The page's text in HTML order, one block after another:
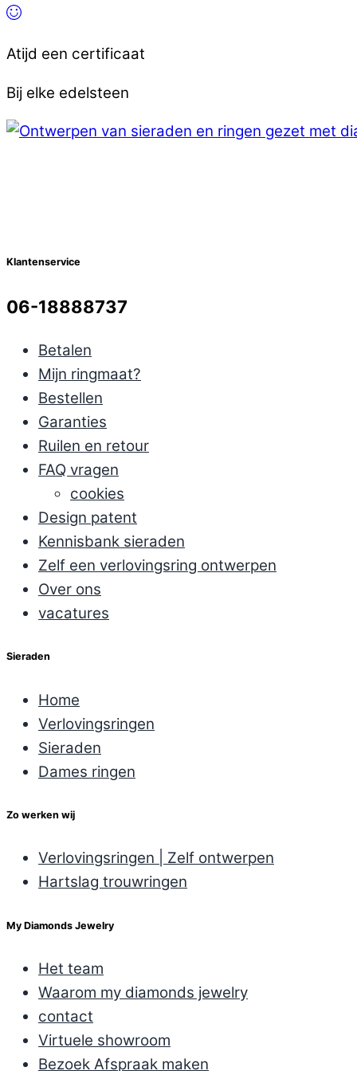
Atijd een certificaat
Bij elke edelsteen
Klantenservice
06-18888737
Betalen
Mijn ringmaat?
Bestellen
Garanties
Ruilen en retour
FAQ vragen
cookies
Design patent
Kennisbank sieraden
Zelf een verlovingsring ontwerpen
Over ons
vacatures
Sieraden
Home
Verlovingsringen
Sieraden
Dames ringen
Zo werken wij
Verlovingsringen | Zelf ontwerpen
Hartslag trouwringen
My Diamonds Jewelry
Het team
Waarom my diamonds jewelry
contact
Virtuele showroom
Bezoek Afspraak maken